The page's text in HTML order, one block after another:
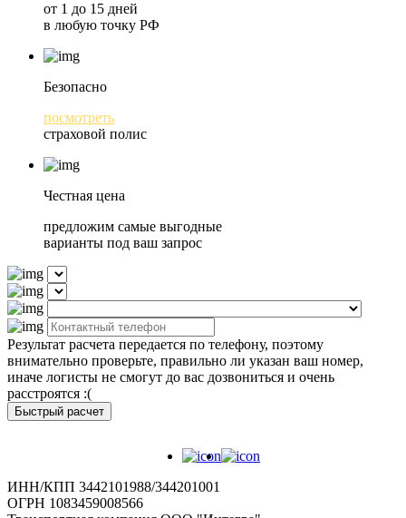
от 1 до 15 дней
в любую точку РФ
Безопасно
посмотреть
страховой полис
Честная цена
предложим самые выгодные
варианты под ваш запрос
Результат расчета передается по телефону, поэтому
внимательно проверьте, правильно ли указан ваш номер,
иначе логисты не смогут до вас дозвониться и очень
расстроятся :(
Быстрый расчет
ИНН/КПП 3442101988/344201001
ОГРН 1083459008566